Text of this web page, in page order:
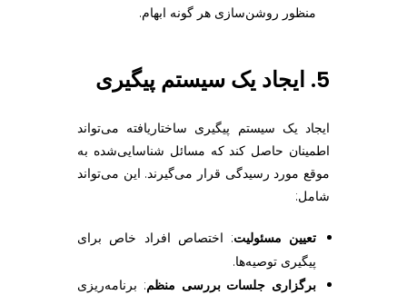
منظور روشن‌سازی هر گونه ابهام.
5. ایجاد یک سیستم پیگیری
ایجاد یک سیستم پیگیری ساختاریافته می‌تواند
اطمینان حاصل کند که مسائل شناسایی‌شده به
موقع مورد رسیدگی قرار می‌گیرند. این می‌تواند
شامل:
تعیین مسئولیت: اختصاص افراد خاص برای
پیگیری توصیه‌ها.
برگزاری جلسات بررسی منظم: برنامه‌ریزی